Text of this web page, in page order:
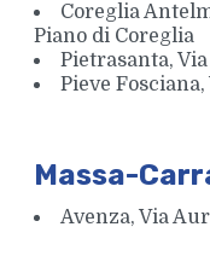
Coreglia
Piano di Coreglia
Pietrasanta,
Pieve
Massa-
Avenza, Via